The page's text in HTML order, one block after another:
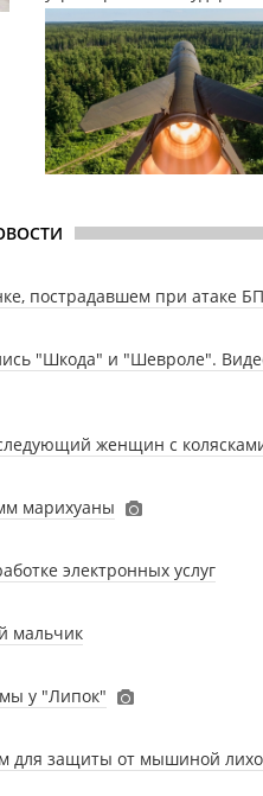
пострадавшем при атаке
"Шкода" и "Шевроле".
женщин с
марихуаны
электронных услуг
мальчик
у "Липок"
для защиты от мышиной